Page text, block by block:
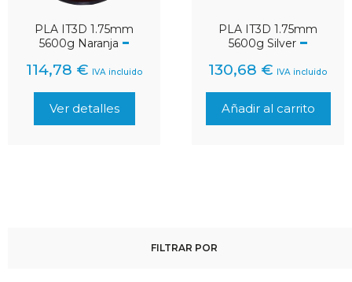
PLA IT3D 1.75mm
5600g Naranja
114,78 € IVA incluido
Ver detalles
PLA IT3D 1.75mm
5600g Silver
130,68 € IVA incluido
Añadir al carrito
FILTRAR POR